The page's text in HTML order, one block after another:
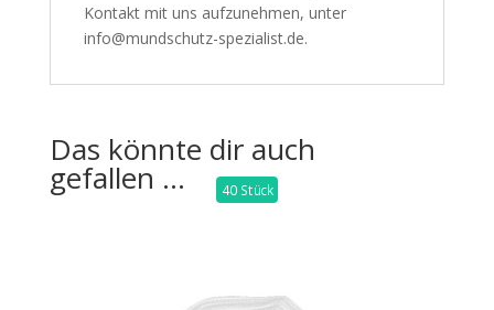
Kontakt mit uns aufzunehmen, unter
info@mundschutz-spezialist.de.
Das könnte dir auch
gefallen … 40 Stück